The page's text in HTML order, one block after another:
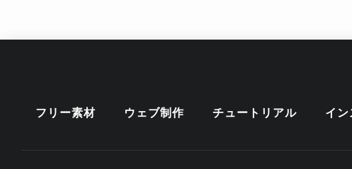
フリー素材 ウェブ制作 チュートリアル イ